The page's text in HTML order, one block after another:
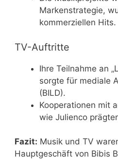
Markenstrategie,
kommerziellen Hits.
TV-Auftritte
Ihre Teilnahme an
sorgte für mediale
(BILD).
Kooperationen mit
wie Julienco
Fazit: Musik und TV
Hauptgeschäft von Bibis